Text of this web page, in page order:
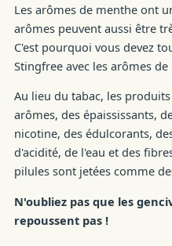
Les arômes de menthe ont
arômes peuvent aussi être
C'est pourquoi vous devez
Stingfree avec les arômes
Au lieu du tabac, les
arômes, des épaississants,
nicotine, des édulcorants,
d'acidité, de l'eau et des
pilules sont jetées comme
N'oubliez pas que les
repoussent pas !